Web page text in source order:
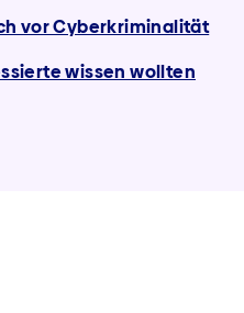
vor Cyberkriminalität
wissen wollten